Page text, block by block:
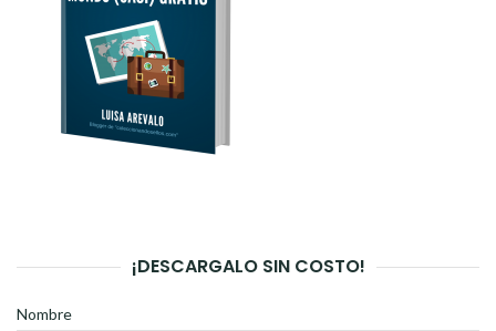
¡DESCARGALO SIN COSTO!
Nombre